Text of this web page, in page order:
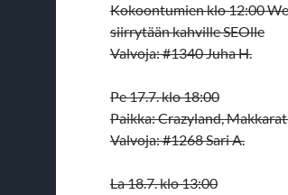
Kokoontumien klo 12:00
siirrytään kahville SEOlle
Valvoja: #1340 Juha H.
Pe 17.7. klo 18:00
Paikka: Crazyland,
Valvoja: #1268 Sari A.
La 18.7. klo 13:00